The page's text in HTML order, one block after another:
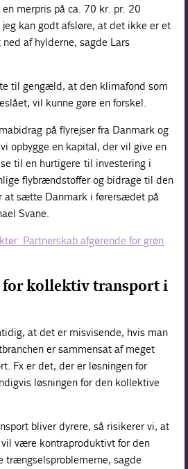
merpris på ca. 70 kr. pr. 20
kan godt afsløre, at det ikke er et
af hylderne, sagde Lars
til gengæld, at den klimafond som
vil kunne gøre en forskel.
på flyrejser fra Danmark og
opbygge en kapital, der vil give en
til en hurtigere til investering i
flybrændstoffer og bidrage til den
at sætte Danmark i førersædet på
Svane.
Partnerskab afgørende for grøn
for kollektiv transport i
at det er misvisende, hvis man
er sammensat af meget
Fx er det, der er løsningen for
løsningen for den kollektive
bliver dyrere, så risikerer vi, at
være kontraproduktivt for den
trængselsproblemerne, sagde